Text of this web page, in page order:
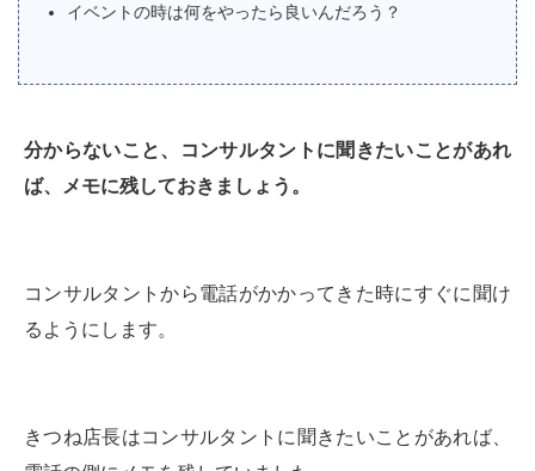
イベントの時は何をやったら良いんだろう？
分からないこと、コンサルタントに聞きたいことがあれ
ば、メモに残しておきましょう。
コンサルタントから電話がかかってきた時にすぐに聞け
るようにします。
きつね店長はコンサルタントに聞きたいことがあれば、